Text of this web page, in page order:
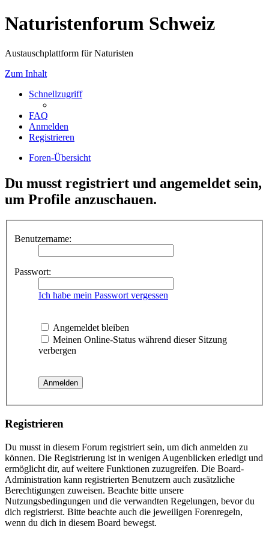
Naturistenforum Schweiz
Austauschplattform für Naturisten
Zum Inhalt
Schnellzugriff
FAQ
Anmelden
Registrieren
Foren-Übersicht
Du musst registriert und angemeldet sein,
um Profile anzuschauen.
Benutzername:
Passwort:
Ich habe mein Passwort vergessen
Angemeldet bleiben
Meinen Online-Status während dieser Sitzung
verbergen
Registrieren
Du musst in diesem Forum registriert sein, um dich anmelden zu
können. Die Registrierung ist in wenigen Augenblicken erledigt und
ermöglicht dir, auf weitere Funktionen zuzugreifen. Die Board-
Administration kann registrierten Benutzern auch zusätzliche
Berechtigungen zuweisen. Beachte bitte unsere
Nutzungsbedingungen und die verwandten Regelungen, bevor du
dich registrierst. Bitte beachte auch die jeweiligen Forenregeln,
wenn du dich in diesem Board bewegst.